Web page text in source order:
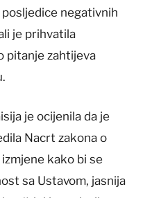
negativnih
je prihvatila
pitanje zahtijeva
je ocijenila da je
Nacrt zakona o
kako bi se
sa Ustavom, jasnija